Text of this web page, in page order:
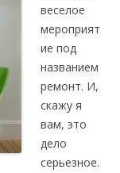
веселое
мероприят
ие под
названием
ремонт. И,
скажу я
вам, это
дело
серьезное.